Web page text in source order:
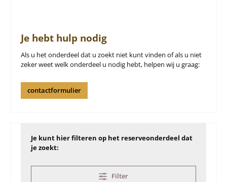
Je hebt hulp nodig
Als u het onderdeel dat u zoekt niet kunt vinden of als u niet
zeker weet welk onderdeel u nodig hebt, helpen wij u graag:
contactformulier
Je kunt hier filteren op het reserveonderdeel dat
je zoekt:
Filter